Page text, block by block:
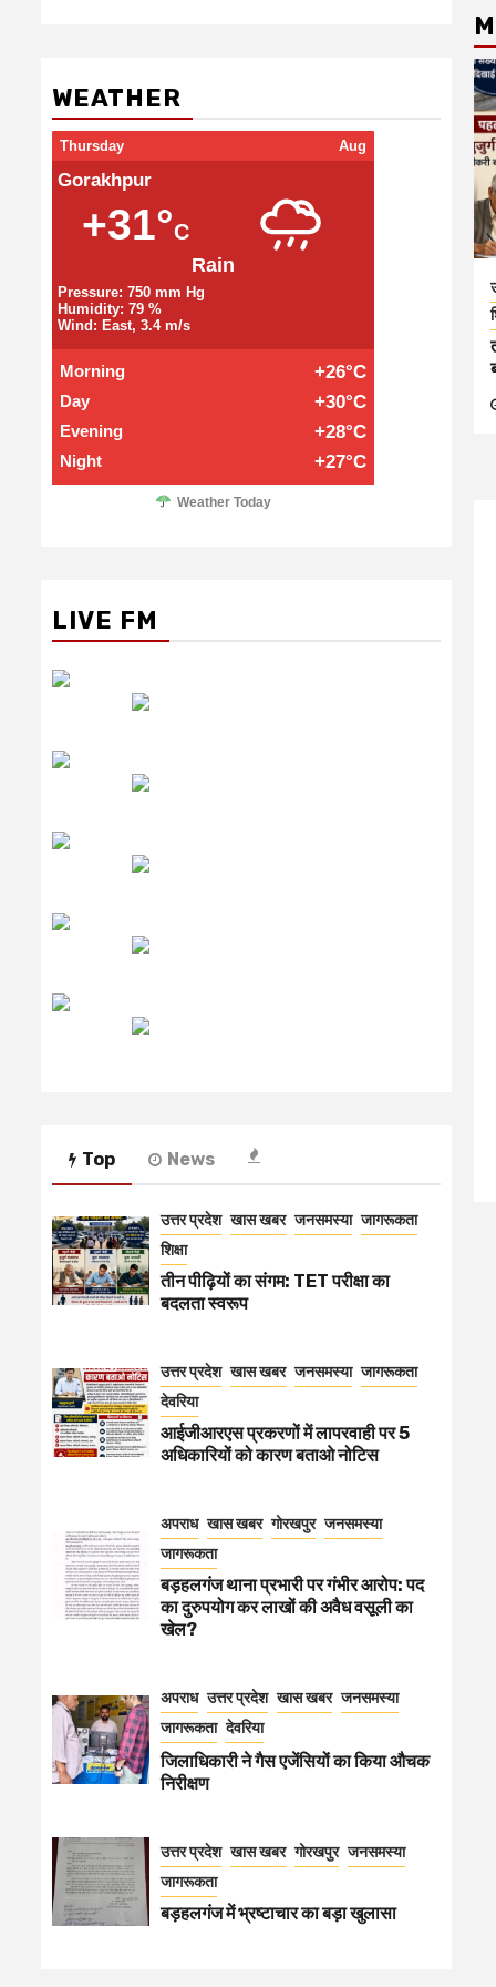
WEATHER
Thursday Aug
Gorakhpur
+31°C
Rain
Pressure: 750 mm Hg
Humidity: 79 %
Wind: East, 3.4 m/s
Morning +26°C
Day +30°C
Evening +28°C
Night +27°C
Weather Today
LIVE FM
Top News
उत्तर प्रदेश खास खबर जनसमस्या जागरूकता
शिक्षा
तीन पीढ़ियों का संगम: TET परीक्षा का
बदलता स्वरूप
उत्तर प्रदेश खास खबर जनसमस्या जागरूकता
देवरिया
आईजीआरएस प्रकरणों में लापरवाही पर 5
अधिकारियों को कारण बताओ नोटिस
अपराध खास खबर गोरखपुर जनसमस्या
जागरूकता
बड़हलगंज थाना प्रभारी पर गंभीर आरोप: पद
का दुरुपयोग कर लाखों की अवैध वसूली का
खेल?
अपराध उत्तर प्रदेश खास खबर जनसमस्या
जागरूकता देवरिया
जिलाधिकारी ने गैस एजेंसियों का किया औचक
निरीक्षण
उत्तर प्रदेश खास खबर गोरखपुर जनसमस्या
जागरूकता
बड़हलगंज में भ्रष्टाचार का बड़ा खुलासा